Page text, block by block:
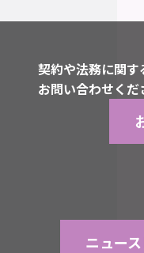
契約や法務に関
お問い合わせくだ
ニュー